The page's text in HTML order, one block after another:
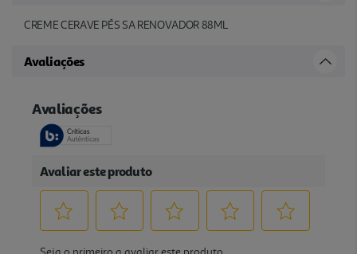
CREME CERAVE PÉS SA RENOVADOR 88ML
Avaliações